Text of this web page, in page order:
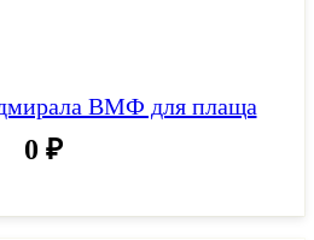
ВМФ для плаща
0 ₽